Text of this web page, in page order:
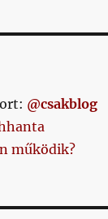
@csakblog
működik?